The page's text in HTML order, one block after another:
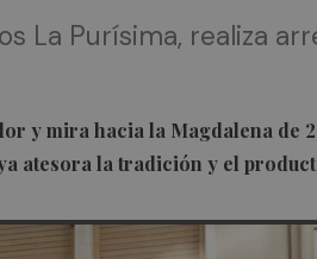
La Purísima, realiza
y mira hacia la Magdalena de
atesora la tradición y el